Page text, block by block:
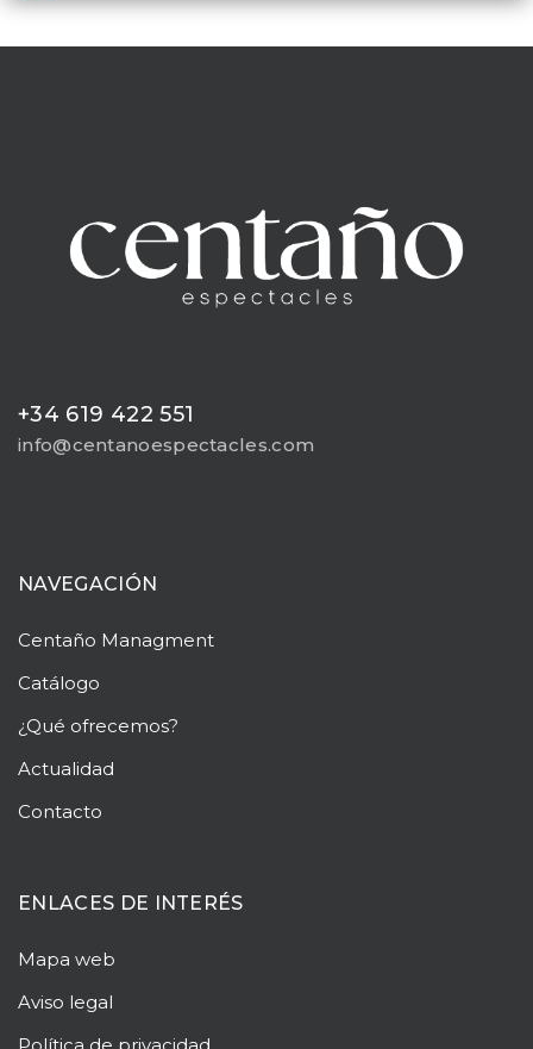
+34 619 422 551
info@centanoespectacles.com
NAVEGACIÓN
Centaño Managment
Catálogo
¿Qué ofrecemos?
Actualidad
Contacto
ENLACES DE INTERÉS
Mapa web
Aviso legal